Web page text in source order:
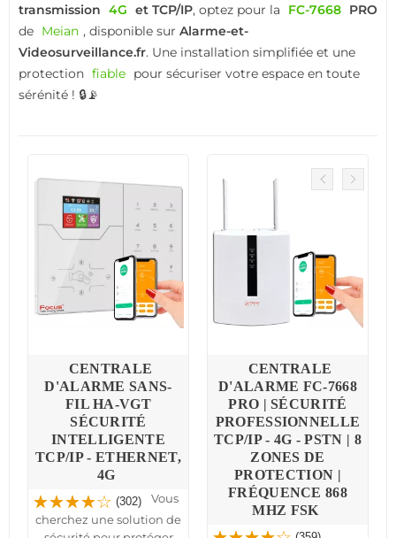
transmission 4G et TCP/IP, optez pour la FC-7668 PRO
de Meian , disponible sur Alarme-et-
Videosurveillance.fr. Une installation simplifiée et une
protection fiable pour sécuriser votre espace en toute
sérénité ! 🔒📡
CENTRALE
D'ALARME SANS-
FIL HA-VGT
SÉCURITÉ
INTELLIGENTE
TCP/IP - ETHERNET,
4G
(302)
Vous
cherchez une solution de
CENTRALE
D'ALARME FC-7668
PRO | SÉCURITÉ
PROFESSIONNELLE
TCP/IP - 4G - PSTN | 8
ZONES DE
PROTECTION |
FRÉQUENCE 868
MHZ FSK